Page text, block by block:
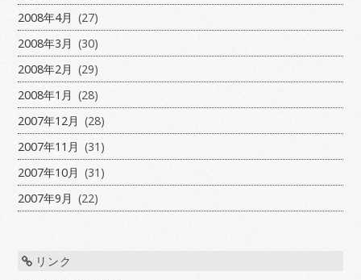
2008年4月 (27)
2008年3月 (30)
2008年2月 (29)
2008年1月 (28)
2007年12月 (28)
2007年11月 (31)
2007年10月 (31)
2007年9月 (22)
リンク